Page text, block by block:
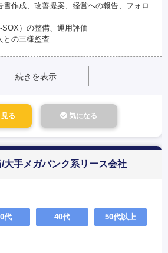
作成、改善提案、経営への報告、フォロ
SOX）の整備、運用評価
との三様監査
続きを表示
る 気になる
大手メガバンク系リース会社
代 40代 50代以上